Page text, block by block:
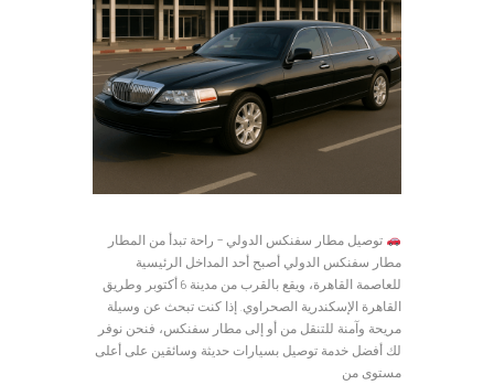
توصيل مطار سفنكس الدولي – راحة تبدأ من المطار
مطار سفنكس الدولي أصبح أحد المداخل الرئيسية
للعاصمة القاهرة، ويقع بالقرب من مدينة 6 أكتوبر وطريق
القاهرة الإسكندرية الصحراوي. إذا كنت تبحث عن وسيلة
مريحة وآمنة للتنقل من أو إلى مطار سفنكس، فنحن نوفر
لك أفضل خدمة توصيل بسيارات حديثة وسائقين على أعلى
مستوى من